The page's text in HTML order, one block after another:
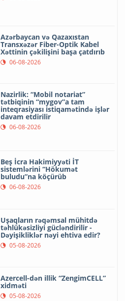
Azərbaycan və Qazaxıstan
Transxəzər Fiber-Optik Kabel
Xəttinin çəkilişini başa çatdırıb
06-08-2026
Nazirlik: “Mobil notariat”
tətbiqinin “mygov”a tam
inteqrasiyası istiqamətində işlər
davam etdirilir
06-08-2026
Beş İcra Hakimiyyəti İT
sistemlərini “Hökumət
buludu”na köçürüb
06-08-2026
Uşaqların rəqəmsal mühitdə
təhlükəsizliyi gücləndirilir -
Dəyişikliklər nəyi ehtiva edir?
05-08-2026
Azercell-dən illik “ZengimCELL”
xidməti
05-08-2026